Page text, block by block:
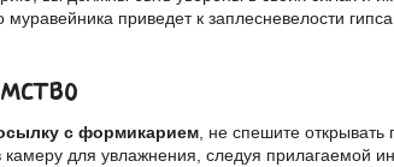
приведет к заплесневелости
с формикарием , не спешите
для увлажнения, следуя прилагаемой